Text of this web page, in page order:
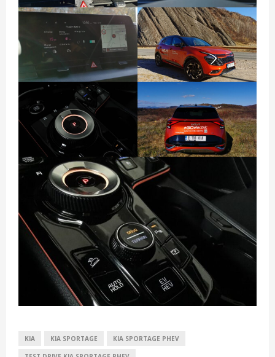
KIA KIA SPORTAGE KIA SPORTAGE PHEV